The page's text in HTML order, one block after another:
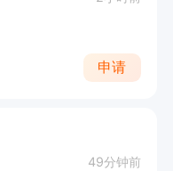
申请
49分钟前